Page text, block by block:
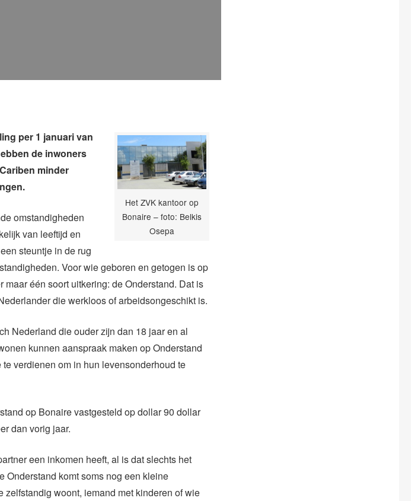
Het ZVK kantoor op
Bonaire – foto: Belkis
Osepa
per 1 januari van
de inwoners
minder
omstandigheden
van leeftijd en
steuntje in de rug
Voor wie geboren en getogen is op
één soort uitkering: de Onderstand. Dat is
die werkloos of arbeidsongeschikt is.
Nederland die ouder zijn dan 18 jaar en al
kunnen aanspraak maken op Onderstand
verdienen om in hun levensonderhoud te
op Bonaire vastgesteld op dollar 90 dollar
dan vorig jaar.
een inkomen heeft, al is dat slechts het
Onderstand komt soms nog een kleine
woont, iemand met kinderen of wie